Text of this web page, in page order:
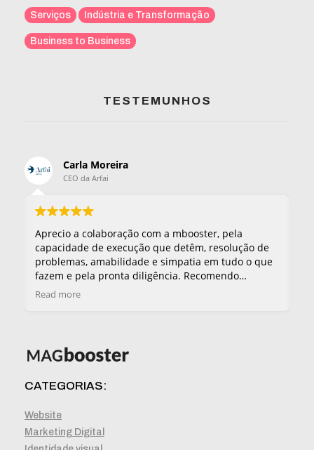
Serviços Indústria e Transformação
Business to Business
TESTEMUNHOS
Carla Moreira
CEO da Arfai
Aprecio a colaboração com a mbooster, pela
capacidade de execução que detêm, resolução de
problemas, amabilidade e simpatia em tudo o que
fazem e pela pronta diligência. Recomendo
vivamente os serviços prestados, os nossos clientes
ver projetos connosco
Read more
CATEGORIAS:
Website
Marketing Digital